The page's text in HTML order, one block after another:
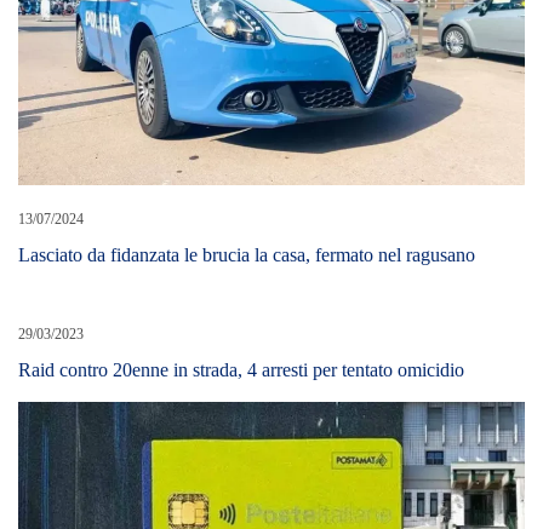
13/07/2024
Lasciato da fidanzata le brucia la casa, fermato nel ragusano
29/03/2023
Raid contro 20enne in strada, 4 arresti per tentato omicidio